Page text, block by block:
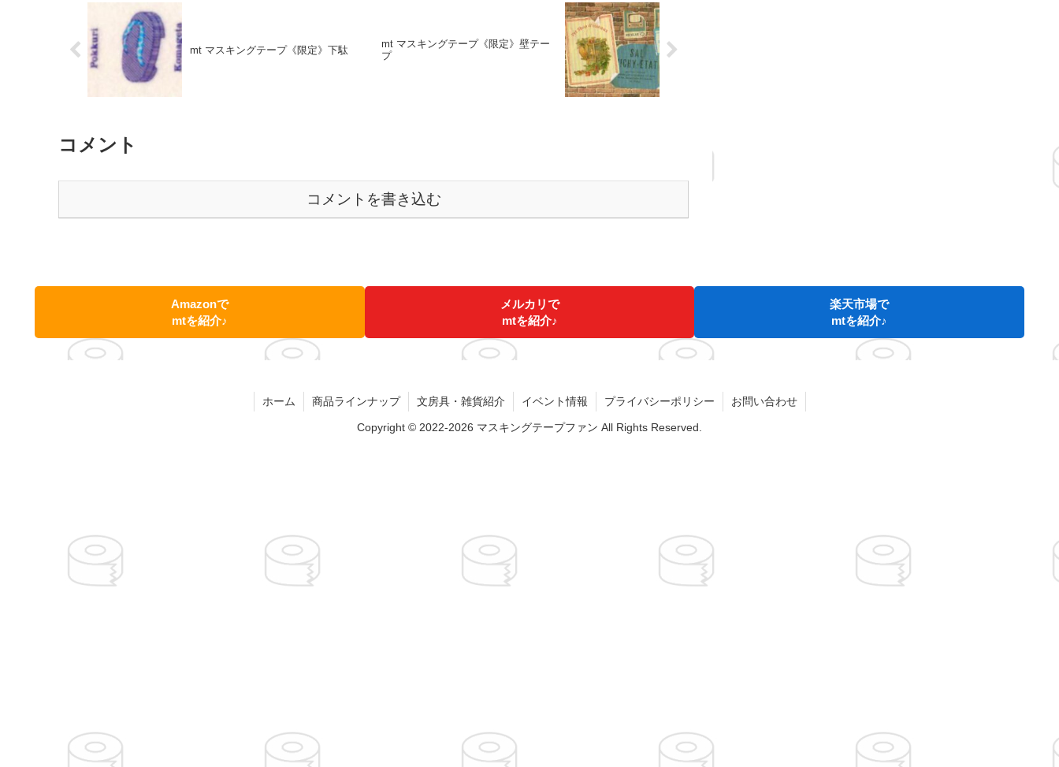
mt マスキングテープ《限定》下駄
mt マスキングテープ《限定》壁テー
プ
コメント
コメントを書き込む
Amazonで
mtを紹介♪
メルカリで
mtを紹介♪
楽天市場で
mtを紹介♪
ホーム 商品ラインナップ 文房具・雑貨紹介 イベント情報 プライバシーポリシー お問い合わせ
Copyright © 2022-2026 マスキングテープファン All Rights Reserved.